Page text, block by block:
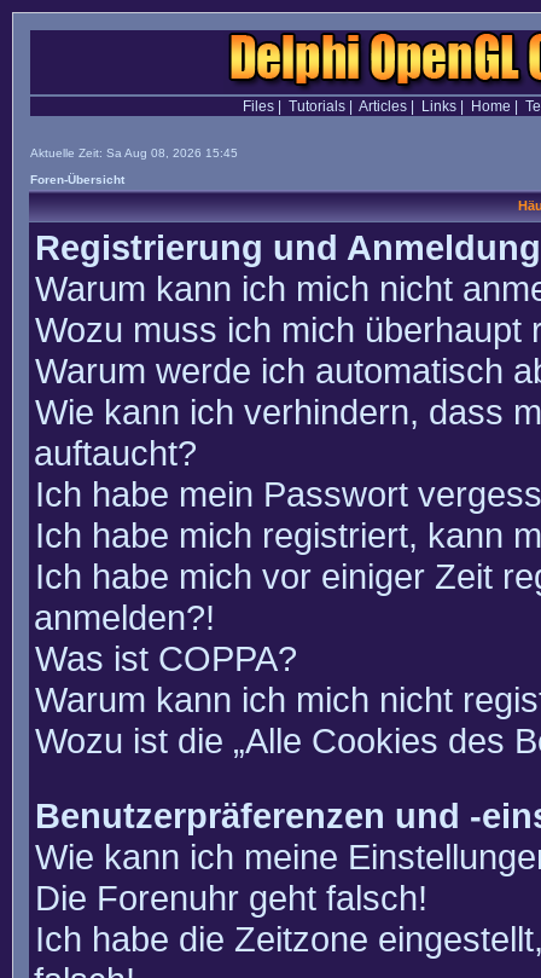
Files| Tutorials| Articles| Links| Home
Aktuelle Zeit: Sa Aug 08, 2026 15:45
Foren-Übersicht
Registrierung und Anmeldung
Warum kann ich mich nicht
Wozu muss ich mich überhaupt
Warum werde ich automatisch
Wie kann ich verhindern, dass
auftaucht?
Ich habe mein Passwort
Ich habe mich registriert, kann
Ich habe mich vor einiger Zeit
anmelden?!
Was ist COPPA?
Warum kann ich mich nicht
Wozu ist die „Alle Cookies des
Benutzerpräferenzen und -
Wie kann ich meine
Die Forenuhr geht falsch!
Ich habe die Zeitzone